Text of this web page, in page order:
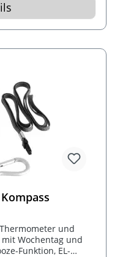
und
Wochentag und
Funktion, EL-